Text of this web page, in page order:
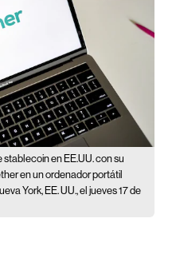
en EE.UU. con su
en un ordenador portátil
York, EE. UU., el jueves 17 de